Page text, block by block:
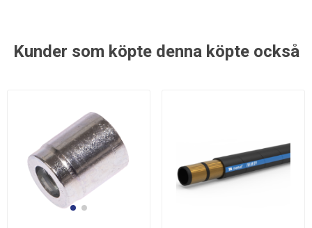
Kunder som köpte denna köpte också